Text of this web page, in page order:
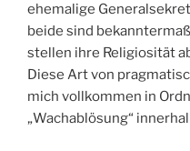
ehemalige
beide sind
stellen ihre Religiosität
Diese Art von
mich vollkommen in
„Wachablösung“